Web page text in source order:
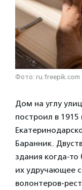
Фото: ru.freepik.com
Дом на углу
построил в
Баранник.
здания когда-
их удручающее
волонтеров-